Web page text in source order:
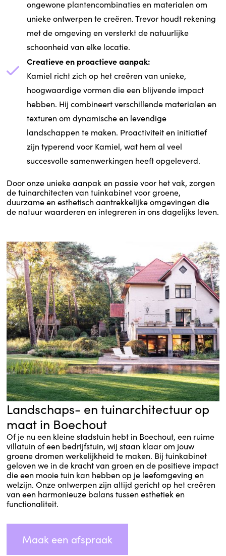
ongewone plantencombinaties en materialen om
unieke ontwerpen te creëren. Trevor houdt rekening
met de omgeving en versterkt de natuurlijke
schoonheid van elke locatie.
Creatieve en proactieve aanpak:
Kamiel richt zich op het creëren van unieke,
hoogwaardige vormen die een blijvende impact
hebben. Hij combineert verschillende materialen en
texturen om dynamische en levendige
landschappen te maken. Proactiviteit en initiatief
zijn typerend voor Kamiel, wat hem al veel
succesvolle samenwerkingen heeft opgeleverd.
Door onze unieke aanpak en passie voor het vak, zorgen
de tuinarchitecten van tuinkabinet voor groene,
duurzame en esthetisch aantrekkelijke omgevingen die
de natuur waarderen en integreren in ons dagelijks leven.
Landschaps- en tuinarchitectuur op
maat in Boechout
Of je nu een kleine stadstuin hebt in Boechout, een ruime
villatuin of een bedrijfstuin, wij staan klaar om jouw
groene dromen werkelijkheid te maken. Bij tuinkabinet
geloven we in de kracht van groen en de positieve impact
die een mooie tuin kan hebben op je leefomgeving en
welzijn. Onze ontwerpen zijn altijd gericht op het creëren
van een harmonieuze balans tussen esthetiek en
functionaliteit.
Maak een afspraak